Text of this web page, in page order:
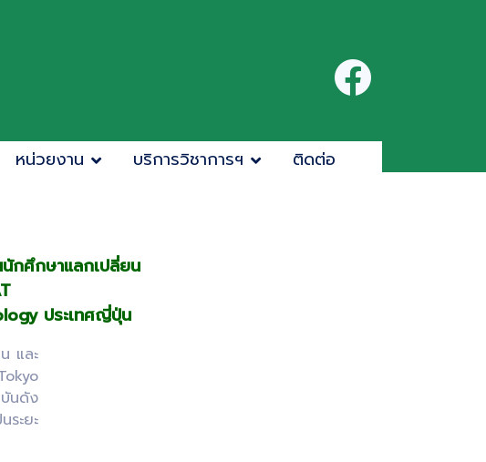
หน่วยงาน บริการวิชาการฯ ติดต่อ
กศึกษาแลกเปลี่ยน
ประเทศญี่ปุ่น
และ
นดัง
ระยะ